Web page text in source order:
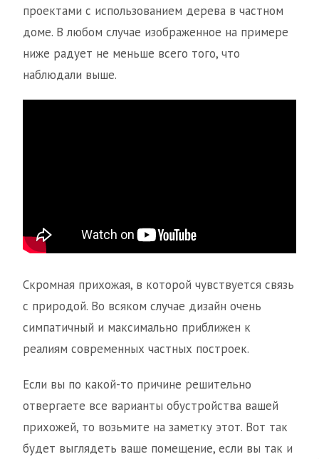
проектами с использованием дерева в частном
доме. В любом случае изображенное на примере
ниже радует не меньше всего того, что
наблюдали выше.
Скромная прихожая, в которой чувствуется связь
с природой. Во всяком случае дизайн очень
симпатичный и максимально приближен к
реалиям современных частных построек.
Если вы по какой-то причине решительно
отвергаете все варианты обустройства вашей
прихожей, то возьмите на заметку этот. Вот так
будет выглядеть ваше помещение, если вы так и